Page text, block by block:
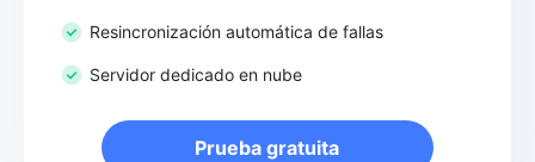
Resincronización automática de fallas
Servidor dedicado en nube
Prueba gratuita